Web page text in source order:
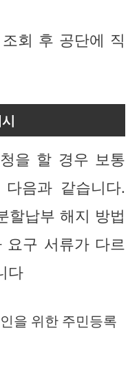
회 후 공단에 직
을 할 경우 보통
음과 같습니다.
할납부 해지 방법
요구 서류가 다르
다
을 위한 주민등록